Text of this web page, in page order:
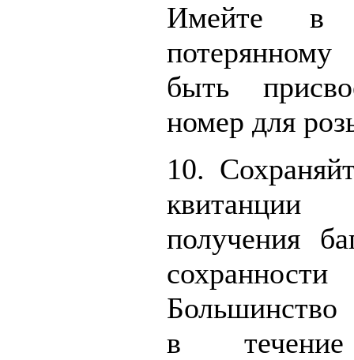
Имейте в
быть
номер для
10.
получения
Большинство
в